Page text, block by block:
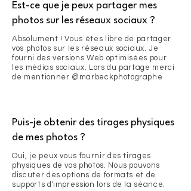
Est-ce que je peux partager mes
photos sur les réseaux sociaux ?
Absolument ! Vous êtes libre de partager
vos photos sur les réseaux sociaux. Je
fourni des versions Web optimisées pour
les médias sociaux. Lors du partage merci
de mentionner @marbeckphotographe
Puis-je obtenir des tirages physiques
de mes photos ?
Oui, je peux vous fournir des tirages
physiques de vos photos. Nous pouvons
discuter des options de formats et de
supports d'impression lors de la séance.